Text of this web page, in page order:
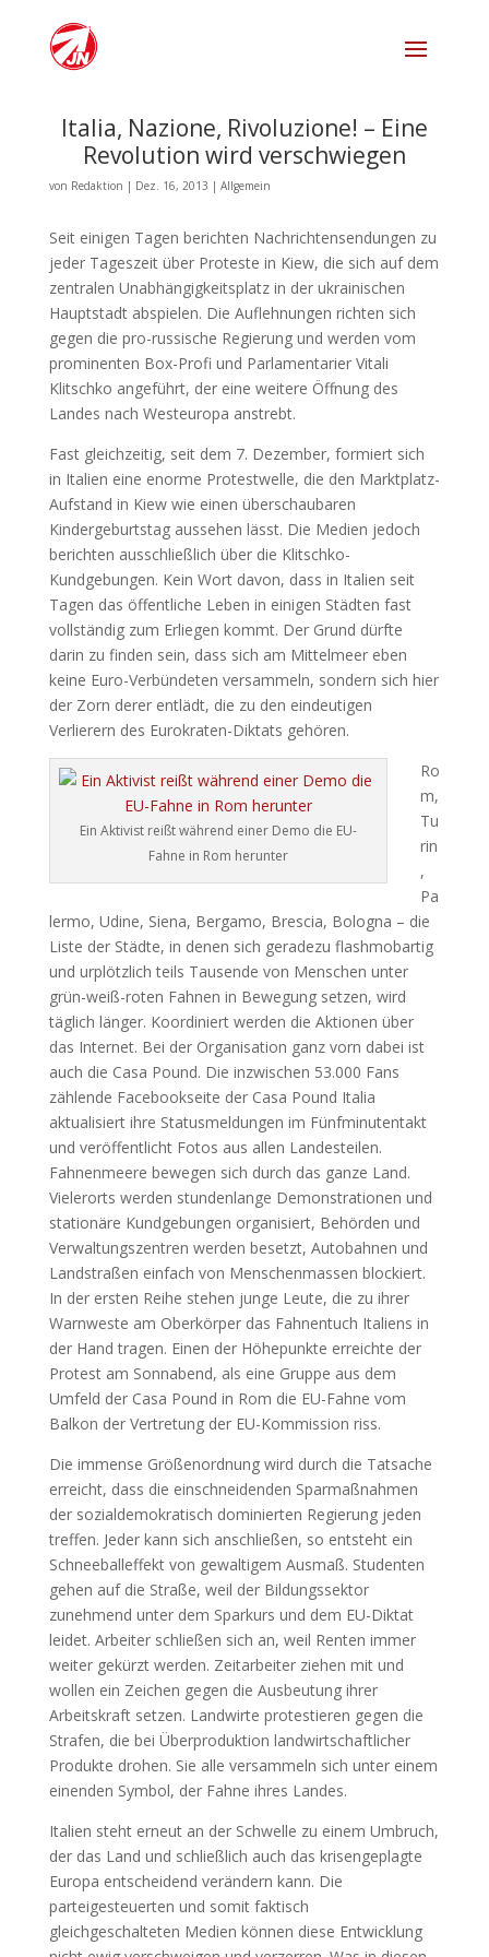
Italia, Nazione, Rivoluzione! – Eine
Revolution wird verschwiegen
von Redaktion | Dez. 16, 2013 | Allgemein
Seit einigen Tagen berichten Nachrichtensendungen zu
jeder Tageszeit über Proteste in Kiew, die sich auf dem
zentralen Unabhängigkeitsplatz in der ukrainischen
Hauptstadt abspielen. Die Auflehnungen richten sich
gegen die pro-russische Regierung und werden vom
prominenten Box-Profi und Parlamentarier Vitali
Klitschko angeführt, der eine weitere Öffnung des
Landes nach Westeuropa anstrebt.
Fast gleichzeitig, seit dem 7. Dezember, formiert sich
in Italien eine enorme Protestwelle, die den Marktplatz-
Aufstand in Kiew wie einen überschaubaren
Kindergeburtstag aussehen lässt. Die Medien jedoch
berichten ausschließlich über die Klitschko-
Kundgebungen. Kein Wort davon, dass in Italien seit
Tagen das öffentliche Leben in einigen Städten fast
vollständig zum Erliegen kommt. Der Grund dürfte
darin zu finden sein, dass sich am Mittelmeer eben
keine Euro-Verbündeten versammeln, sondern sich hier
der Zorn derer entlädt, die zu den eindeutigen
Verlierern des Eurokraten-Diktats gehören.
Ein Aktivist reißt während einer Demo die EU-
Fahne in Rom herunter
Ro
m,
Tu
rin
,
Pa
lermo, Udine, Siena, Bergamo, Brescia, Bologna – die
Liste der Städte, in denen sich geradezu flashmobartig
und urplötzlich teils Tausende von Menschen unter
grün-weiß-roten Fahnen in Bewegung setzen, wird
täglich länger. Koordiniert werden die Aktionen über
das Internet. Bei der Organisation ganz vorn dabei ist
auch die Casa Pound. Die inzwischen 53.000 Fans
zählende Facebookseite der Casa Pound Italia
aktualisiert ihre Statusmeldungen im Fünfminutentakt
und veröffentlicht Fotos aus allen Landesteilen.
Fahnenmeere bewegen sich durch das ganze Land.
Vielerorts werden stundenlange Demonstrationen und
stationäre Kundgebungen organisiert, Behörden und
Verwaltungszentren werden besetzt, Autobahnen und
Landstraßen einfach von Menschenmassen blockiert.
In der ersten Reihe stehen junge Leute, die zu ihrer
Warnweste am Oberkörper das Fahnentuch Italiens in
der Hand tragen. Einen der Höhepunkte erreichte der
Protest am Sonnabend, als eine Gruppe aus dem
Umfeld der Casa Pound in Rom die EU-Fahne vom
Balkon der Vertretung der EU-Kommission riss.
Die immense Größenordnung wird durch die Tatsache
erreicht, dass die einschneidenden Sparmaßnahmen
der sozialdemokratisch dominierten Regierung jeden
treffen. Jeder kann sich anschließen, so entsteht ein
Schneeballeffekt von gewaltigem Ausmaß. Studenten
gehen auf die Straße, weil der Bildungssektor
zunehmend unter dem Sparkurs und dem EU-Diktat
leidet. Arbeiter schließen sich an, weil Renten immer
weiter gekürzt werden. Zeitarbeiter ziehen mit und
wollen ein Zeichen gegen die Ausbeutung ihrer
Arbeitskraft setzen. Landwirte protestieren gegen die
Strafen, die bei Überproduktion landwirtschaftlicher
Produkte drohen. Sie alle versammeln sich unter einem
einenden Symbol, der Fahne ihres Landes.
Italien steht erneut an der Schwelle zu einem Umbruch,
der das Land und schließlich auch das krisengeplagte
Europa entscheidend verändern kann. Die
parteigesteuerten und somit faktisch
gleichgeschalteten Medien können diese Entwicklung